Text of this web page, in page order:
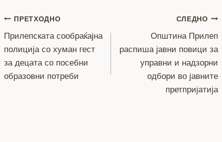
o
o
k
er p
Навигација
на
напис
ПРЕТХОДНО
Прилепската сообраќајна
полиција со хуман гест
за децата со посебни
образовни потреби
СЛЕДНО
Општина Прилеп
распиша јавни повици за
управни и надзорни
одбори во јавните
претпријатија